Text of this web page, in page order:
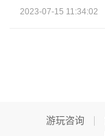
2023-07-15 11:34:02
游玩咨询